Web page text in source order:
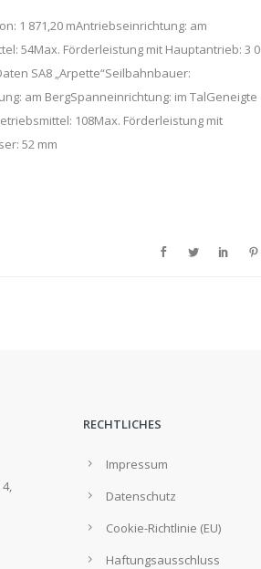
1 871,20 mAntriebseinrichtung: am
54Max. Förderleistung mit Hauptantrieb: 3
SA8 „Arpette“Seilbahnbauer:
am BergSpanneinrichtung: im TalGeneigte
108Max. Förderleistung mit
52 mm
RECHTLICHES
Impressum
Datenschutz
Cookie-Richtlinie (EU)
Haftungsausschluss